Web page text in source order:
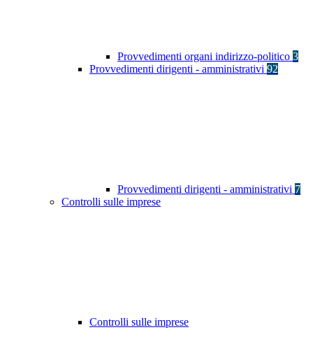
Provvedimenti organi indirizzo-politico 3
Provvedimenti dirigenti - amministrativi 92
Provvedimenti dirigenti - amministrativi 7
Controlli sulle imprese
Controlli sulle imprese